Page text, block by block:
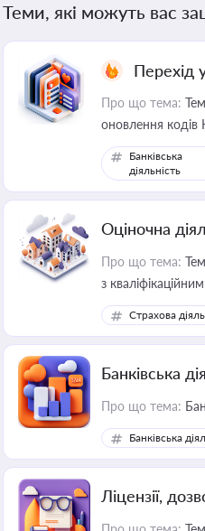
Теми, які можуть вас
Перехід
Про що тема:
оновлення кодів
Банківська
діяльність
Оціночна
Про що тема:
з
медійних змін у
приватизації,
Страхова
Банківська
Про що тема:
Банківська
Ліцензії,